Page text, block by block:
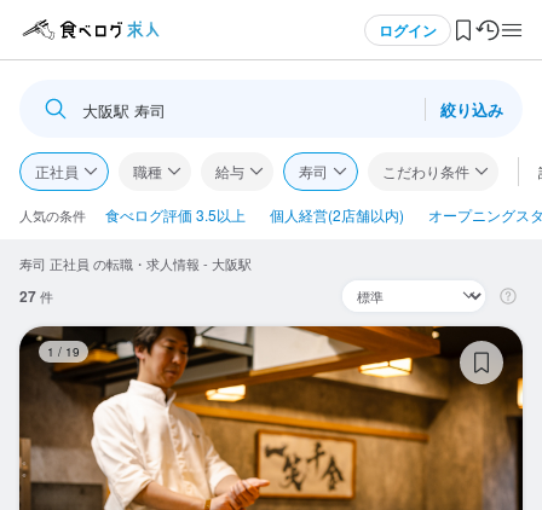
ログイン
食べログ求人TOP
求人検索
閲覧履歴
気になる求人
検索履歴・保存した条件
大阪駅 寿司 絞り込み
正社員 職種 給与 寿司 こだわり条件
人気の条件 食べログ評価 3.5以上 個人経営(2店舗以内) オープニングス
寿司 正社員 の転職・求人情報 - 大阪駅
27件
1 / 19